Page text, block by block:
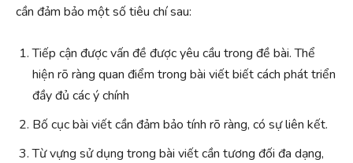
cần đảm bảo một số tiêu chí sau:
Tiếp cận được vấn đề được yêu cầu trong đề bài. Thể
hiện rõ ràng quan điểm trong bài viết biết cách phát triển
đầy đủ các ý chính
Bố cục bài viết cần đảm bảo tính rõ ràng, có sự liên kết.
Từ vựng sử dụng trong bài viết cần tương đối đa dạng,